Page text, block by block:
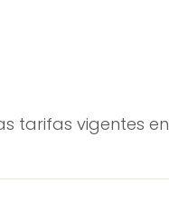
tarifas vigentes en